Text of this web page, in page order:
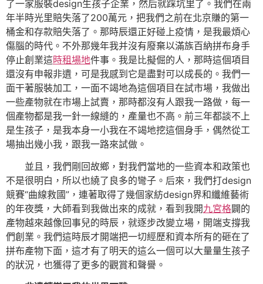
了一家服裝design生孩子企業，然后就踩坑里了。我們在兩
年半時光里賠失落了200萬元，把我們之前在北京賺的第一
桶金和存款賠失落了。那時辰還正好碰上疫情，是我最煩心
傷腦的時代。不外那幾年我并沒有廢棄以滿族百納拼布身手
停止創業這時租場地件事。我是比擬倔的人，那時這個項目
還沒有申報非遺，可是我感到它是盡對可以成長的。我們一
面干著服裝加工，一面不竭地為這個項目在試市場，我做出
一些產物就在市場上試賣，那時都沒有人跟我一路做，每一
個產物都是我一針一線縫的，產量也不高。前三年都談不上
是生孩子，是我本身一小我在不竭地挖這個身手，偶然從工
場抽出幾小我，跟我一路來試做。
並且，我們剛回故鄉，對我們當地的一些資本和政策也
不是很明白，所以也繞了良多的彎子。后來，我們打design
競賽“曲線救國”，連著取得了幾個家紡design界和纖維藝術
的年夜獎，大師看到我做出來的成就，看到我開九宮格闢的
產物越來越像回事兒的時辰，就逐步改變立場，開端支撐我
們創業。我們這時辰才開端把一切經歷和資本所有的砸在了
拼布產物下面，這才有了明天的這么一個可以大量量生孩子
的狀況，也獲得了更多的觀賞和聲譽。